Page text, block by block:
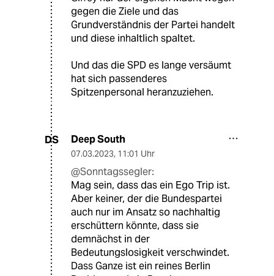
gegen die Ziele und das
Grundverständnis der Partei handelt
und diese inhaltlich spaltet.
Und das die SPD es lange versäumt
hat sich passenderes
Spitzenpersonal heranzuziehen.
DS Deep South
07.03.2023, 11:01 Uhr
@Sonntagssegler:
Mag sein, dass das ein Ego Trip ist.
Aber keiner, der die Bundespartei
auch nur im Ansatz so nachhaltig
erschüttern könnte, dass sie
demnächst in der
Bedeutungslosigkeit verschwindet.
Dass Ganze ist ein reines Berlin